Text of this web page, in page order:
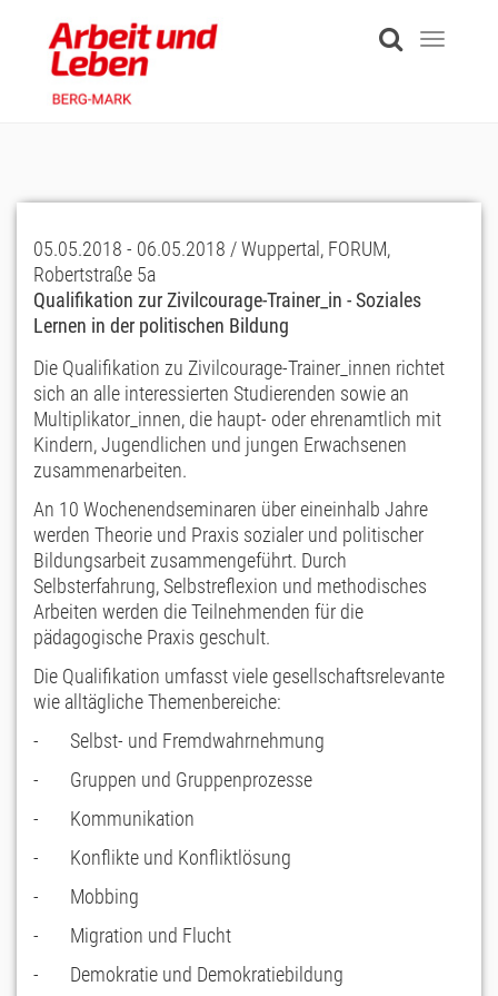
content
Toggle
05.05.2018 - 06.05.2018 / Wuppertal, FORUM,
Robertstraße 5a
Qualifikation zur Zivilcourage-Trainer_in - Soziales
Lernen in der politischen Bildung
Die Qualifikation zu Zivilcourage-Trainer_innen richtet
sich an alle interessierten Studierenden sowie an
Multiplikator_innen, die haupt- oder ehrenamtlich mit
Kindern, Jugendlichen und jungen Erwachsenen
zusammenarbeiten.
An 10 Wochenendseminaren über eineinhalb Jahre
werden Theorie und Praxis sozialer und politischer
Bildungsarbeit zusammengeführt. Durch
Selbsterfahrung, Selbstreflexion und methodisches
Arbeiten werden die Teilnehmenden für die
pädagogische Praxis geschult.
Die Qualifikation umfasst viele gesellschaftsrelevante
wie alltägliche Themenbereiche:
- Selbst- und Fremdwahrnehmung
- Gruppen und Gruppenprozesse
- Kommunikation
- Konflikte und Konfliktlösung
- Mobbing
- Migration und Flucht
- Demokratie und Demokratiebildung